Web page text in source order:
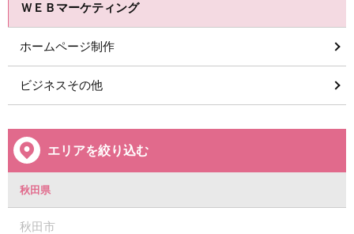
ＷＥＢマーケティング
ホームページ制作
ビジネスその他
エリアを絞り込む
秋田県
秋田市